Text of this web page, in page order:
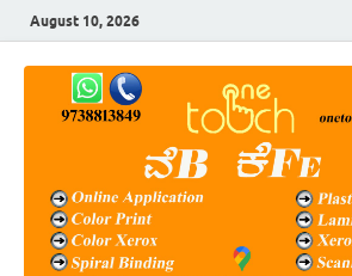
August 10, 2026